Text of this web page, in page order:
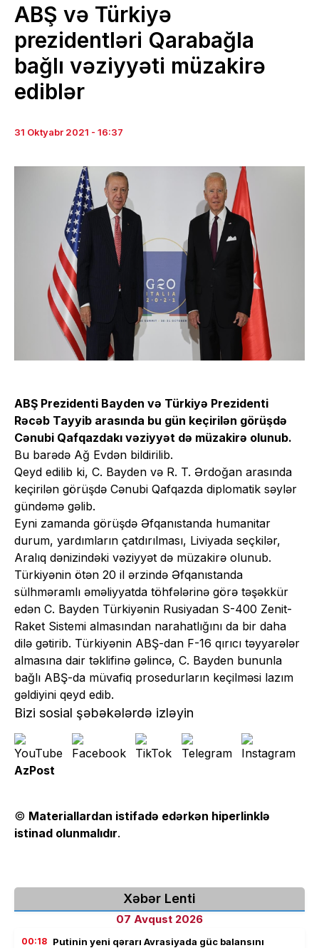
ABŞ və Türkiyə
prezidentləri Qarabağla
bağlı vəziyyəti müzakirə
ediblər
31 Oktyabr 2021 - 16:37
ABŞ Prezidenti Bayden və Türkiyə Prezidenti
Rəcəb Tayyib arasında bu gün keçirilən görüşdə
Cənubi Qafqazdakı vəziyyət də müzakirə olunub.
Bu barədə Ağ Evdən bildirilib.
Qeyd edilib ki, C. Bayden və R. T. Ərdoğan arasında
keçirilən görüşdə Cənubi Qafqazda diplomatik səylər
gündəmə gəlib.
Eyni zamanda görüşdə Əfqanıstanda humanitar
durum, yardımların çatdırılması, Liviyada seçkilər,
Aralıq dənizindəki vəziyyət də müzakirə olunub.
Türkiyənin ötən 20 il ərzində Əfqanıstanda
sülhməramlı əməliyyatda töhfələrinə görə təşəkkür
edən C. Bayden Türkiyənin Rusiyadan S-400 Zenit-
Raket Sistemi almasından narahatlığını da bir daha
dilə gətirib. Türkiyənin ABŞ-dan F-16 qırıcı təyyarələr
almasına dair təklifinə gəlincə, C. Bayden bununla
bağlı ABŞ-da müvafiq prosedurların keçilməsi lazım
gəldiyini qeyd edib.
Bizi sosial şəbəkələrdə izləyin
AzPost
© Materiallardan istifadə edərkən hiperlinklə
istinad olunmalıdır.
Xəbər Lenti
07 Avqust 2026
00:18 Putinin yeni qərarı Avrasiyada güc balansını